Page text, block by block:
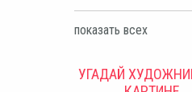
показать всех
УГАДАЙ